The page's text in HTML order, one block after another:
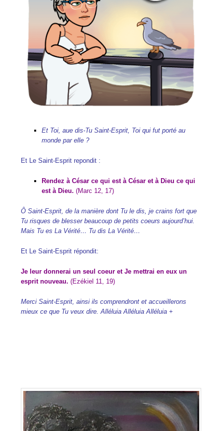
Et Toi, aue dis-Tu Saint-Esprit, Toi qui fut porté au
monde par elle ?
Et Le Saint-Esprit repondit :
Rendez à César ce qui est à César et à Dieu ce qui
est à Dieu.(Marc 12, 17)
Ô Saint-Esprit, de la manière dont Tu le dis, je crains fort que
Tu risques de blesser beaucoup de petits coeurs aujourd’hui.
Mais Tu es La Vérité… Tu dis La Vérité…
Et Le Saint-Esprit répondit:
Je leur donnerai un seul coeur et Je mettrai en eux un
esprit nouveau.(Ezékiel 11, 19)
Merci Saint-Esprit, ainsi ils comprendront et accueillerons
mieux ce que Tu veux dire. Alléluia Alléluia Alléluia +